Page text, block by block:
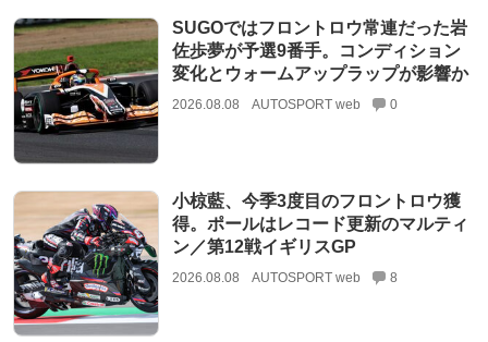
SUGOではフロントロウ常連だった岩
佐歩夢が予選9番手。コンディション
変化とウォームアップラップが影響か
2026.08.08 AUTOSPORT web 0
小椋藍、今季3度目のフロントロウ獲
得。ポールはレコード更新のマルティ
ン／第12戦イギリスGP
2026.08.08 AUTOSPORT web 8